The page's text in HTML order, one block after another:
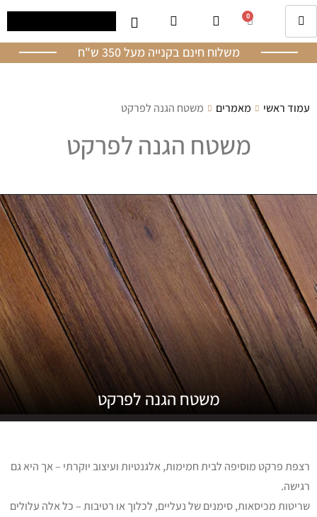
0
משלוח חינם בקנייה מעל 350 ש"ח
עמוד ראשי מאמרים משטח הגנה לפרקט
משטח הגנה לפרקט
משטח הגנה לפרקט
רצפת פרקט מוסיפה לבית חמימות, אלגנטיות ועיצוב יוקרתי – אך היא גם
רגישה.
שריטות מכיסאות, סימנים של נעליים, לכלוך או רטיבות – כל אלה עלולים